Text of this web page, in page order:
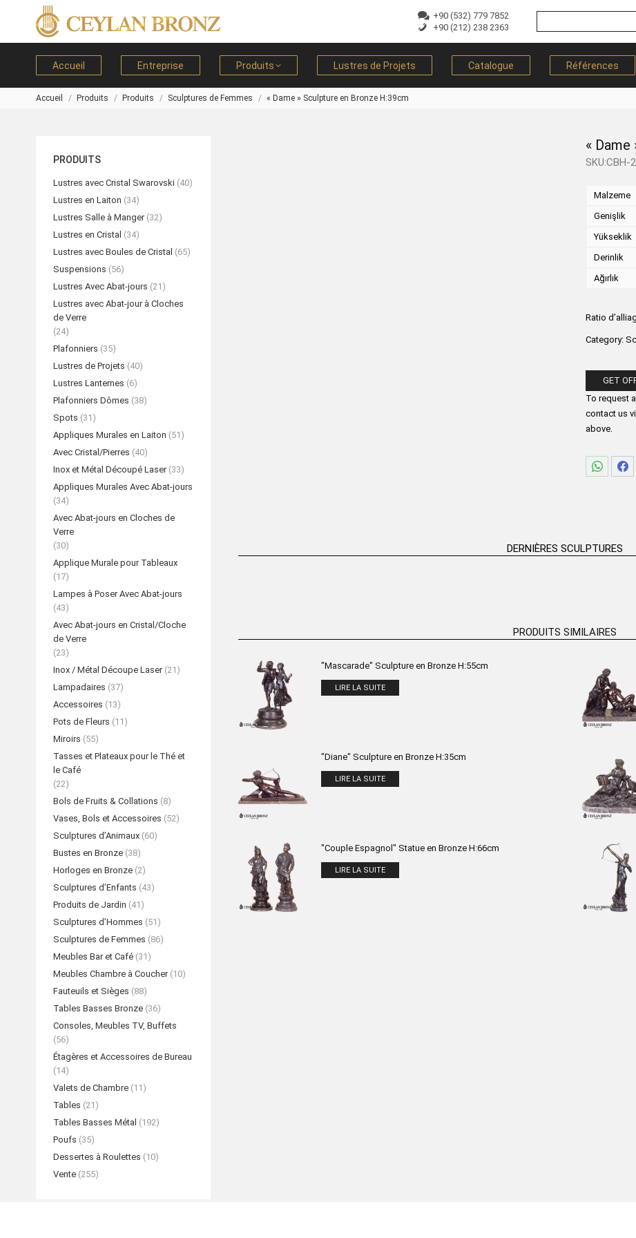
+90 (532) 779 7852
+90 (212) 238 2363
Accueil Entreprise Produits Lustres de Projets Catalogue Références
Vous êtes ici :
Accueil Produits Produits Sculptures de Femmes « Dame » Sculpture en Bronze H:39cm
«
SKU:CBH-
Malzeme
Genişlik
Yükseklik
Derinlik
Ağırlık
Ratio
Category:
GET
Please fill
To request
contact us
above.
DERNIÈRES SCULPTURES
PRODUITS SIMILAIRES
"Mascarade" Sculpture en Bronze H:55cm
LIRE LA SUITE
"Diane" Sculpture en Bronze H:35cm
LIRE LA SUITE
"Couple Espagnol" Statue en Bronze H:66cm
LIRE LA SUITE
PRODUITS
Lustres avec Cristal Swarovski (40)
Lustres en Laiton (34)
Lustres Salle à Manger (32)
Lustres en Cristal (34)
Lustres avec Boules de Cristal (65)
Suspensions (56)
Lustres Avec Abat-jours (21)
Lustres avec Abat-jour à Cloches
de Verre
(24)
Plafonniers (35)
Lustres de Projets (40)
Lustres Lanternes (6)
Plafonniers Dômes (38)
Spots (31)
Appliques Murales en Laiton (51)
Avec Cristal/Pierres (40)
Inox et Métal Découpé Laser (33)
Appliques Murales Avec Abat-jours
(34)
Avec Abat-jours en Cloches de
Verre
(30)
Applique Murale pour Tableaux
(17)
Lampes à Poser Avec Abat-jours
(43)
Avec Abat-jours en Cristal/Cloche
de Verre
(23)
Inox / Métal Découpe Laser (21)
Lampadaires (37)
Accessoires (13)
Pots de Fleurs (11)
Miroirs (55)
Tasses et Plateaux pour le Thé et
le Café
(22)
Bols de Fruits & Collations (8)
Vases, Bols et Accessoires (52)
Sculptures d’Animaux (60)
Bustes en Bronze (38)
Horloges en Bronze (2)
Sculptures d’Enfants (43)
Produits de Jardin (41)
Sculptures d’Hommes (51)
Sculptures de Femmes (86)
Meubles Bar et Café (31)
Meubles Chambre à Coucher (10)
Fauteuils et Sièges (88)
Tables Basses Bronze (36)
Consoles, Meubles TV, Buffets
(56)
Étagères et Accessoires de Bureau
(14)
Valets de Chambre (11)
Tables (21)
Tables Basses Métal (192)
Poufs (35)
Dessertes à Roulettes (10)
Vente (255)